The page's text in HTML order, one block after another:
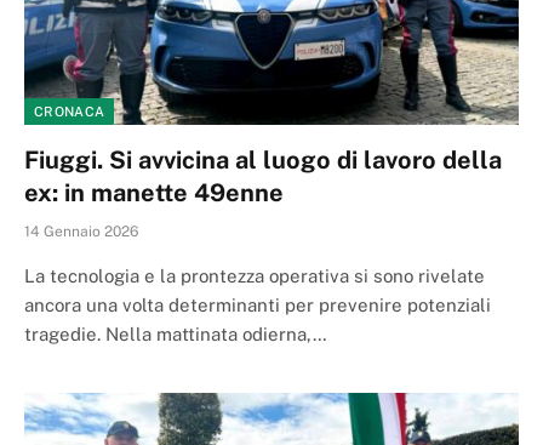
CRONACA
Fiuggi. Si avvicina al luogo di lavoro della
ex: in manette 49enne
14 Gennaio 2026
La tecnologia e la prontezza operativa si sono rivelate
ancora una volta determinanti per prevenire potenziali
tragedie. Nella mattinata odierna,…